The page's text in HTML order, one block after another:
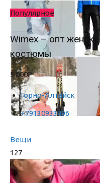
Популярное
Wimex – опт
костюмы
5 000₽
Горно-Алтайск
+79130933496
Вещи
127